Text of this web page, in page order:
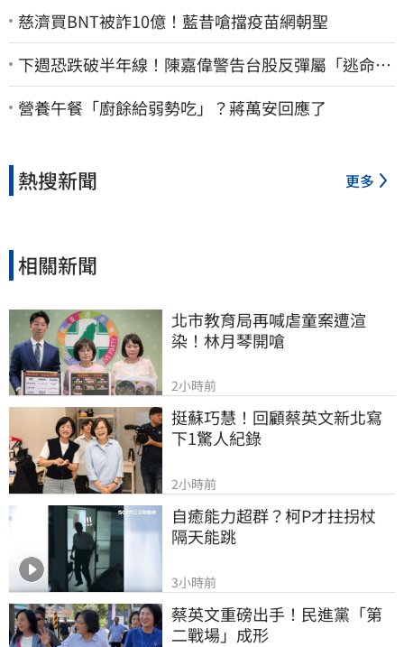
慈濟買BNT被詐10億！藍昔嗆擋疫苗網朝聖
下週恐跌破半年線！陳嘉偉警告台股反彈屬「逃命
波」：空頭大屠殺剛開始
營養午餐「廚餘給弱勢吃」？蔣萬安回應了
熱搜新聞 更多
相關新聞
北市教育局再喊虐童案遭渲
染！林月琴開嗆
2小時前
挺蘇巧慧！回顧蔡英文新北寫
下1驚人紀錄
2小時前
自癒能力超群？柯P才拄拐杖
隔天能跳
3小時前
蔡英文重磅出手！民進黨「第
二戰場」成形